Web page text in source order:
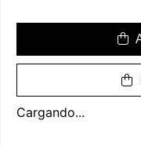
Cargando...